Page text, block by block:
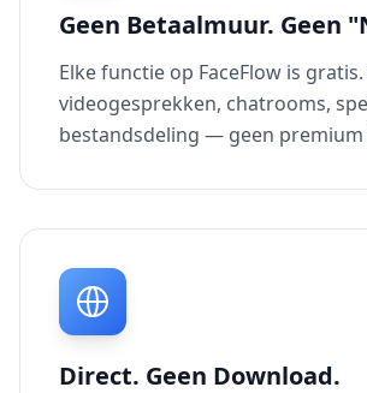
Geen Betaalmuur. Geen
Elke functie op FaceFlow is
videogesprekken, chatrooms,
bestandsdeling — geen
Direct. Geen Download.